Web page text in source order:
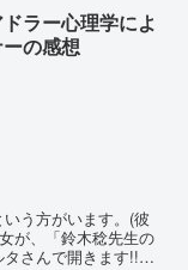
ラー心理学によ
の感想
う方がいます。(彼
が、「鈴木稔先生の
さんで開きます!!」